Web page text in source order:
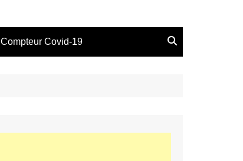
Compteur Covid-19